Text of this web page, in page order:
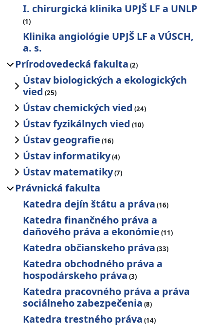
I. chirurgická klinika UPJŠ LF a UNLP
(1)
Klinika angiológie UPJŠ LF a VÚSCH,
a. s.
Prírodovedecká fakulta (2)
Ústav biologických a ekologických
vied (25)
Ústav chemických vied (24)
Ústav fyzikálnych vied (10)
Ústav geografie (16)
Ústav informatiky(4)
Ústav matematiky(7)
Právnická fakulta
Katedra dejín štátu a práva (16)
Katedra finančného práva a
daňového práva a ekonómie (11)
Katedra občianskeho práva (33)
Katedra obchodného práva a
hospodárskeho práva (3)
Katedra pracovného práva a práva
sociálneho zabezpečenia (8)
Katedra trestného práva (14)